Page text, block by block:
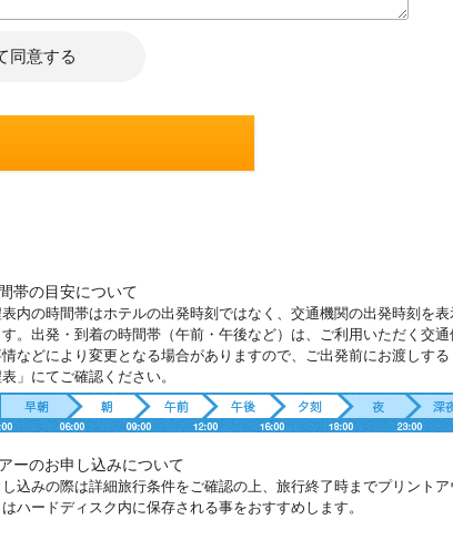
同意する
帯の目安について
表内の時間帯はホテルの出発時刻ではなく、交通機関の出発時刻を表
す。出発・到着の時間帯（午前・午後など）は、ご利用いただく交通
などにより変更となる場合がありますので、ご出発前にお渡しする
表」にてご確認ください。
ーのお申し込みについて
し込みの際は詳細旅行条件をご確認の上、旅行終了時までプリントア
はハードディスク内に保存される事をおすすめします。